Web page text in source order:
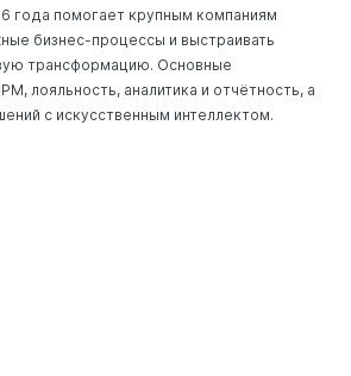
года помогает крупным компаниям
бизнес-процессы и выстраивать
трансформацию. Основные
лояльность, аналитика и отчётность, а
с искусственным интеллектом.